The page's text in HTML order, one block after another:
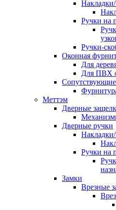
Накладки/
Ручки на
Ручки-
Оконная
Для
Для ПВХ
Меттэм
Дверные
Дверные ручки
Накладки/
Ручки на
Замки
Врезные